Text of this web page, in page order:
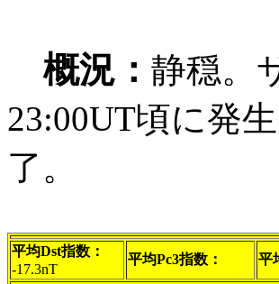
概況： 静穏。
23:00UT頃に発
了。
平均Dst指数：
-17.3nT
平均Pc3指数： 平